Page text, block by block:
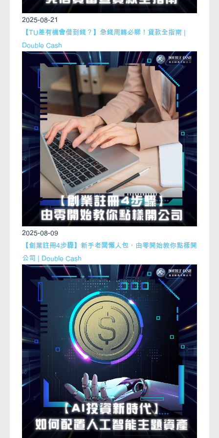
2025-08-21
【TU差有機會借到錢？】急錢周轉必睇！貸款全指南 |
Double Cash
2025-08-09
【創業註冊4步驟】新手老闆懶人包，由零開始教你點樣開
公司 | Double Cash